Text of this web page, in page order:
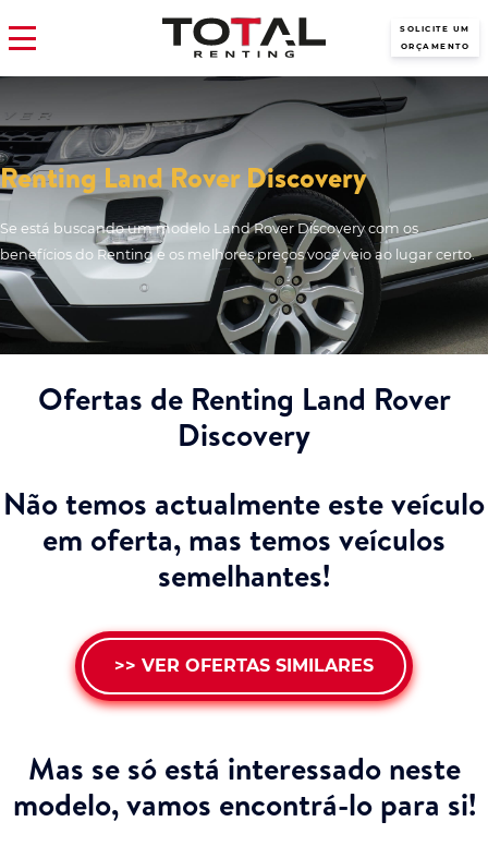
SOLICITE UM
ORÇAMENTO
Renting Land Rover Discovery
Se está buscando um modelo Land Rover Discovery com os
benefícios do Renting e os melhores preços você veio ao lugar certo.
Ofertas de Renting Land Rover
Discovery
Não temos actualmente este veículo
em oferta, mas temos veículos
semelhantes!
>> VER OFERTAS SIMILARES
Mas se só está interessado neste
modelo,vamos encontrá-lo para si!